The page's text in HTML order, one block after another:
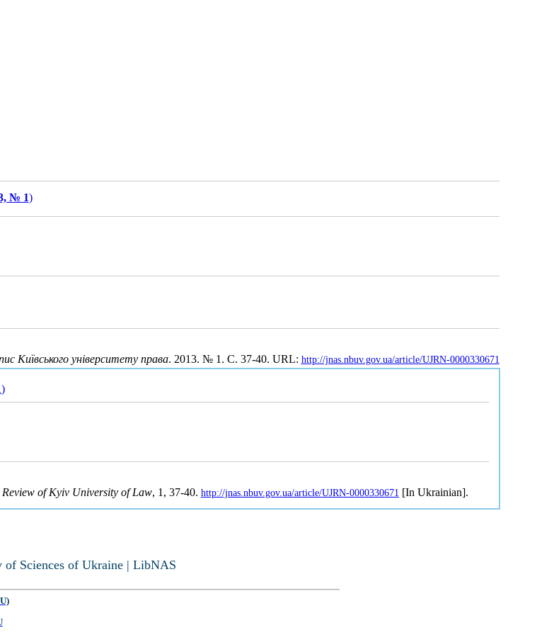
№ 1)
Київського університету права. 2013. № 1. С. 37-40. URL: http://jnas.nbuv.gov.ua/article/UJRN-0000330671
)
of Kyiv University of Law, 1, 37-40. http://jnas.nbuv.gov.ua/article/UJRN-0000330671 [In Ukrainian].
Sciences of Ukraine | LibNAS